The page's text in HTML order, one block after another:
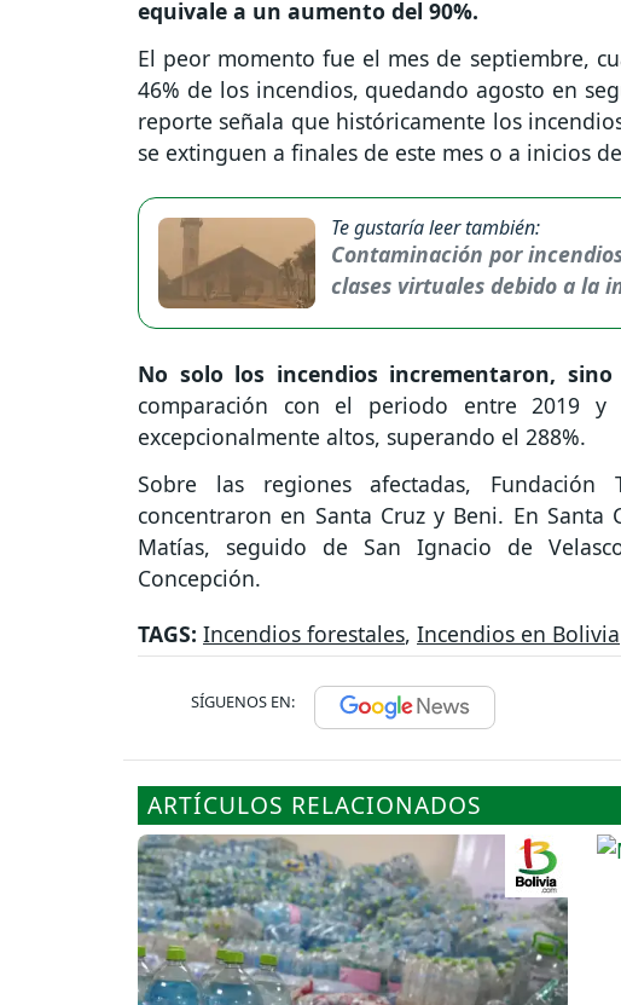
equivale a un aumento del 90%.
El peor momento fue el mes de septiembre,
46% de los incendios, quedando agosto en
reporte señala que históricamente los
se extinguen a finales de este mes o a inicios
Te gustaría leer también:
Contaminación por
clases virtuales debido a la
No solo los incendios incrementaron,
comparación con el periodo entre 2019
excepcionalmente altos, superando el 288%.
Sobre las regiones afectadas,
concentraron en Santa Cruz y Beni. En
Matías, seguido de San Ignacio de
Concepción.
TAGS: Incendios forestales, Incendios en Bolivia
SÍGUENOS EN:
ARTÍCULOS RELACIONADOS